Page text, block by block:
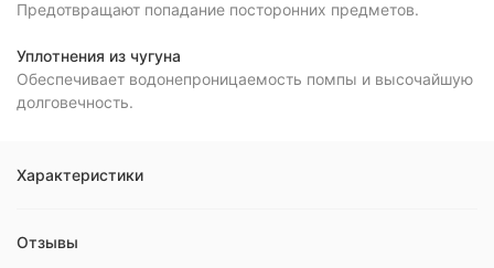
Предотвращают попадание посторонних предметов.
Уплотнения из чугуна
Обеспечивает водонепроницаемость помпы и высочайшую
долговечность.
Характеристики
Отзывы